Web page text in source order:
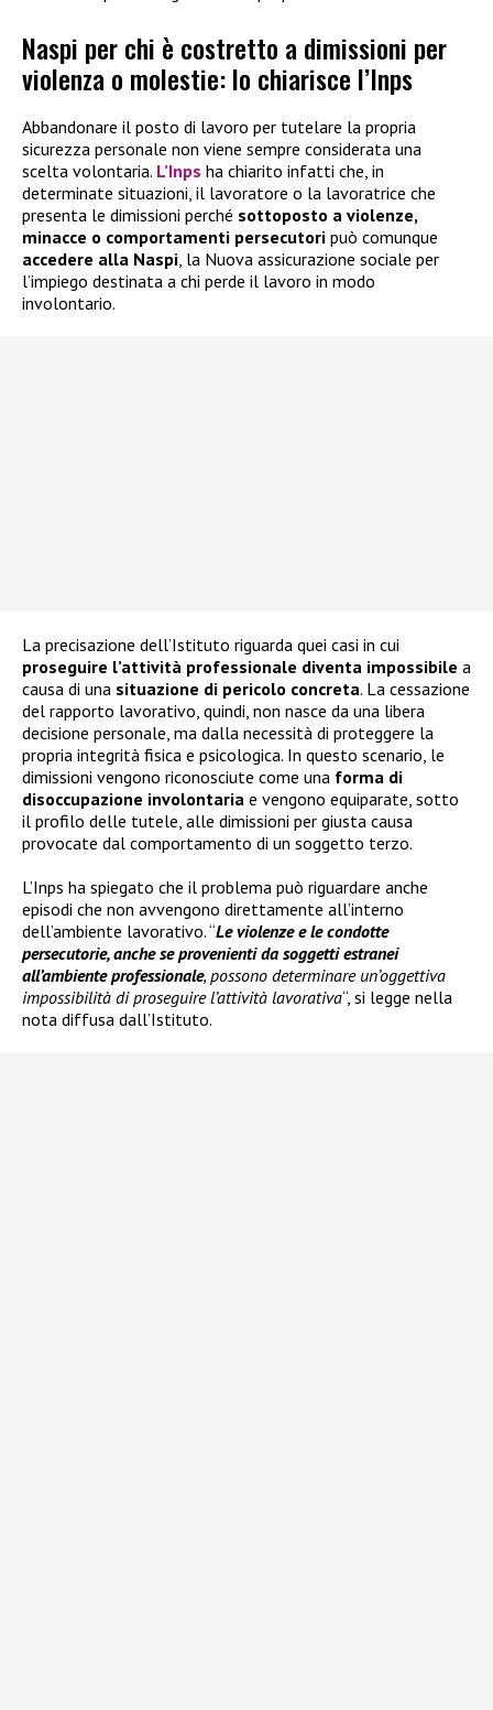
Naspi per chi è costretto a dimissioni per
violenza o molestie: lo chiarisce l’Inps
Abbandonare il posto di lavoro per tutelare la propria
sicurezza personale non viene sempre considerata una
scelta volontaria. L’Inps ha chiarito infatti che, in
determinate situazioni, il lavoratore o la lavoratrice che
presenta le dimissioni perché sottoposto a violenze,
minacce o comportamenti persecutori può comunque
accedere alla Naspi, la Nuova assicurazione sociale per
l’impiego destinata a chi perde il lavoro in modo
involontario.
La precisazione dell’Istituto riguarda quei casi in cui
proseguire l’attività professionale diventa impossibile a
causa di una situazione di pericolo concreta. La cessazione
del rapporto lavorativo, quindi, non nasce da una libera
decisione personale, ma dalla necessità di proteggere la
propria integrità fisica e psicologica. In questo scenario, le
dimissioni vengono riconosciute come una forma di
disoccupazione involontaria e vengono equiparate, sotto
il profilo delle tutele, alle dimissioni per giusta causa
provocate dal comportamento di un soggetto terzo.
L’Inps ha spiegato che il problema può riguardare anche
episodi che non avvengono direttamente all’interno
dell’ambiente lavorativo. “Le violenze e le condotte
persecutorie, anche se provenienti da soggetti estranei
all’ambiente professionale, possono determinare un’oggettiva
impossibilità di proseguire l’attività lavorativa“, si legge nella
nota diffusa dall’Istituto.